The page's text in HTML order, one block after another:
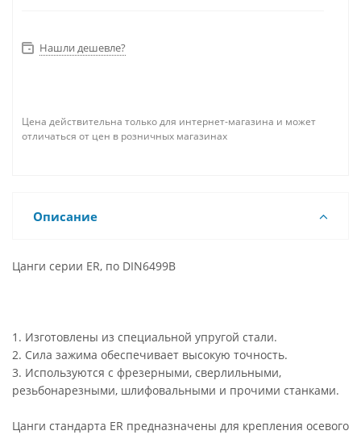
Нашли дешевле?
Цена действительна только для интернет-магазина и может
отличаться от цен в розничных магазинах
Описание
Цанги серии ER, по DIN6499B
1. Изготовлены из специальной упругой стали.
2. Сила зажима обеспечивает высокую точность.
3. Используются с фрезерными, сверлильными,
резьбонарезными, шлифовальными и прочими станками.
Цанги стандарта ER предназначены для крепления осевого